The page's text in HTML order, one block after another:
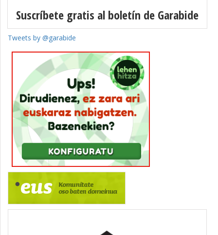
Suscríbete gratis al boletín de Garabide
Tweets by @garabide